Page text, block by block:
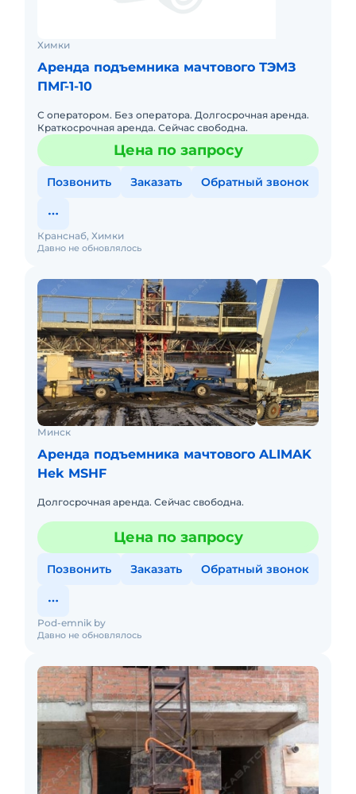
Химки
Аренда подъемника мачтового ТЭМЗ
ПМГ-1-10
С оператором. Без оператора. Долгосрочная аренда.
Краткосрочная аренда. Сейчас свободна.
Цена по запросу
Позвонить Заказать Обратный звонок
Давно не обновлялось
Кранснаб, Химки
Минск
Аренда подъемника мачтового ALIMAK
Hek MSHF
Долгосрочная аренда. Сейчас свободна.
Цена по запросу
Позвонить Заказать Обратный звонок
Давно не обновлялось
Pod-emnik by